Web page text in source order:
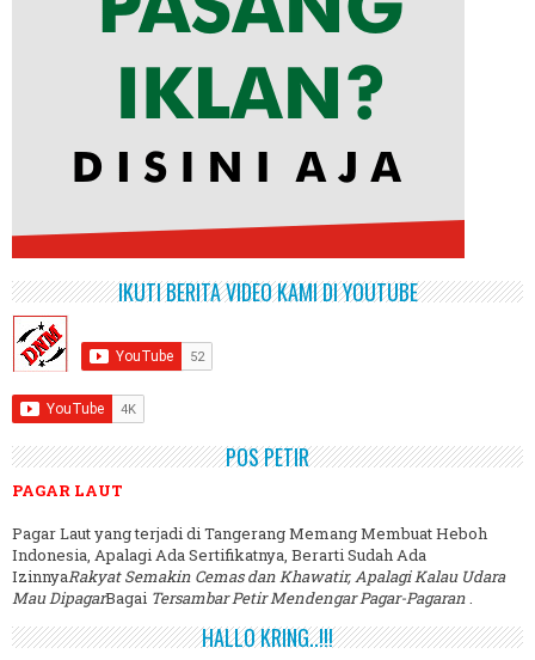
IKUTI BERITA VIDEO KAMI DI YOUTUBE
POS PETIR
PAGAR LAUT
Pagar Laut yang terjadi di Tangerang Memang Membuat Heboh
Indonesia, Apalagi Ada Sertifikatnya, Berarti Sudah Ada
IzinnyaRakyat Semakin Cemas dan Khawatir, Apalagi Kalau Udara
Mau DipagarBagai Tersambar Petir Mendengar Pagar-Pagaran.
HALLO KRING..!!!